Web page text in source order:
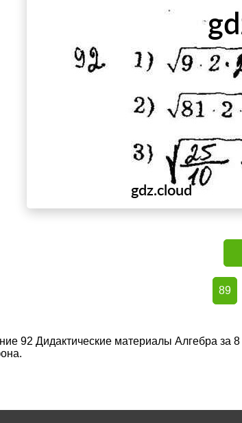
89
92 Дидактические материалы Алгебра